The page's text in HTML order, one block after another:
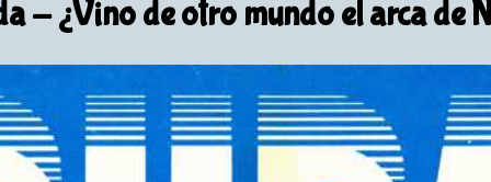
- ¿Vino de otro mundo el arca de